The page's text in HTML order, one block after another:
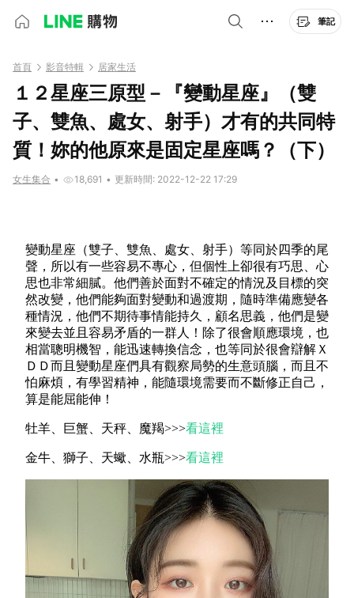
筆記
首頁 影音特輯 居家生活
１２星座三原型－『變動星座』（雙
子、雙魚、處女、射手）才有的共同特
質！妳的他原來是固定星座嗎？（下）
女生集合 • 18,691 • 更新時間: 2022-12-22 17:29
變動星座（雙子、雙魚、處女、射手）等同於四季的尾
聲，所以有一些容易不專心，但個性上卻很有巧思、心
思也非常細膩。他們善於面對不確定的情況及目標的突
然改變，他們能夠面對變動和過渡期，隨時準備應變各
種情況，他們不期待事情能持久，顧名思義，他們是變
來變去並且容易矛盾的一群人！除了很會順應環境，也
相當聰明機智，能迅速轉換信念，也等同於很會辯解Ｘ
ＤＤ而且變動星座們具有觀察局勢的生意頭腦，而且不
怕麻煩，有學習精神，能隨環境需要而不斷修正自己，
算是能屈能伸！
牡羊、巨蟹、天秤、魔羯>>>看這裡
金牛、獅子、天蠍、水瓶>>>看這裡